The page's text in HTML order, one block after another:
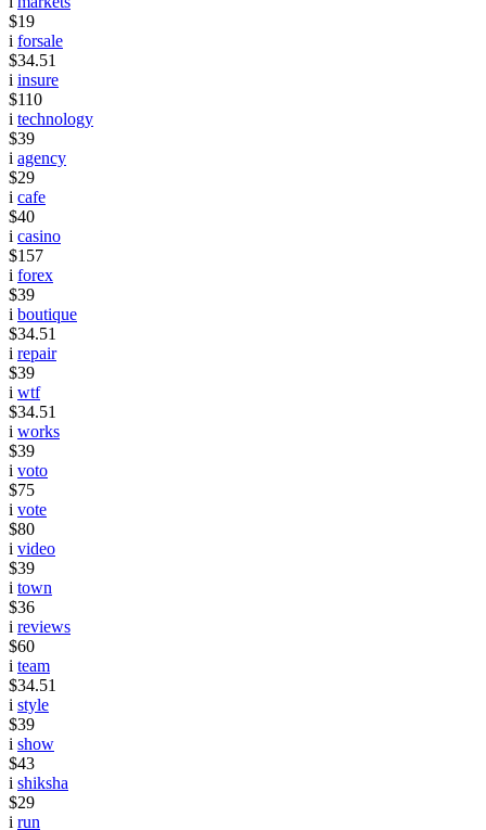
$19
i forsale
$34.51
i insure
$110
i technology
$39
i agency
$29
i cafe
$40
i casino
$157
i forex
$39
i boutique
$34.51
i repair
$39
i wtf
$34.51
i works
$39
i voto
$75
i vote
$80
i video
$39
i town
$36
i reviews
$60
i team
$34.51
i style
$39
i show
$43
i shiksha
$29
i run